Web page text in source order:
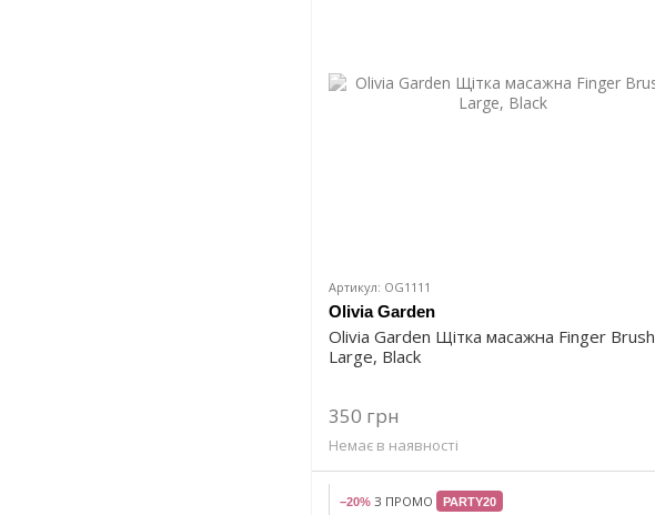
Артикул: OG1111
Olivia Garden
Olivia Garden Щітка масажна Finger Brush
Large, Black
350 грн
Немає в наявності
−20% З ПРОМО PARTY20